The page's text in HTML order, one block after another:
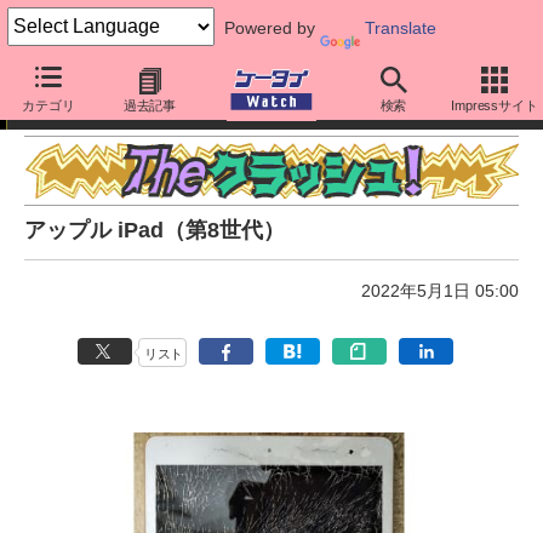
Powered by Translate
カテゴリ 過去記事 検索 Impressサイト
The クラッシュ！
アップル iPad（第8世代）
2022年5月1日 05:00
リスト